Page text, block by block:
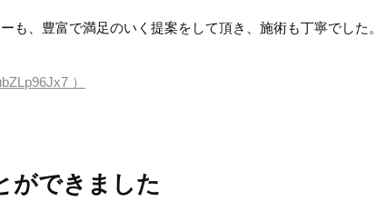
も、豊富で満足のいく提案をして頂き、施術も丁寧でした。
）
ができました